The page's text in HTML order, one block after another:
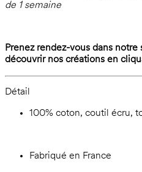
de 1 semaine
Prenez rendez-vous dans
découvrir nos créations en
Détail
100% coton, coutil écru,
Fabriqué en France